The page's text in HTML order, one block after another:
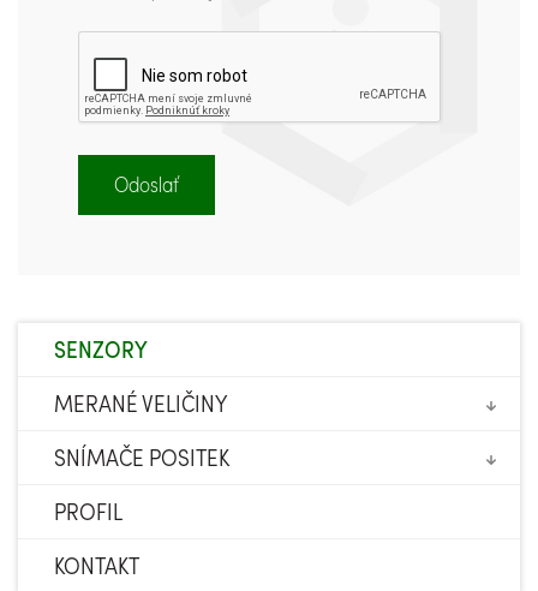
SENZORY
MERANÉ VELIČINY
SNÍMAČE POSITEK
PROFIL
KONTAKT